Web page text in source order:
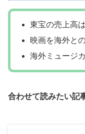
東宝の売上高
映画を海外と
海外ミュージ
合わせて読みたい記